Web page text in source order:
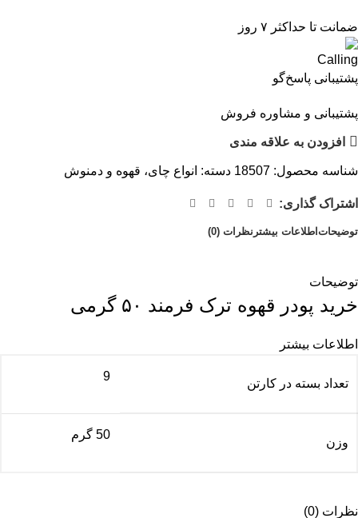
ضمانت تا حداکثر ۷ روز
پشتیبانی پاسخ‌گو
پشتیبانی و مشاوره فروش
افزودن به علاقه مندی
شناسه محصول: 18507 دسته: انواع چای، قهوه و دمنوش
اشتراک گذاری:
توضیحاتاطلاعات بیشتر نظرات (0)
توضیحات
خرید پودر قهوه ترک فرمند ۵۰ گرمی
اطلاعات بیشتر
تعداد بسته در کارتن
9
وزن
50 گرم
نظرات (0)